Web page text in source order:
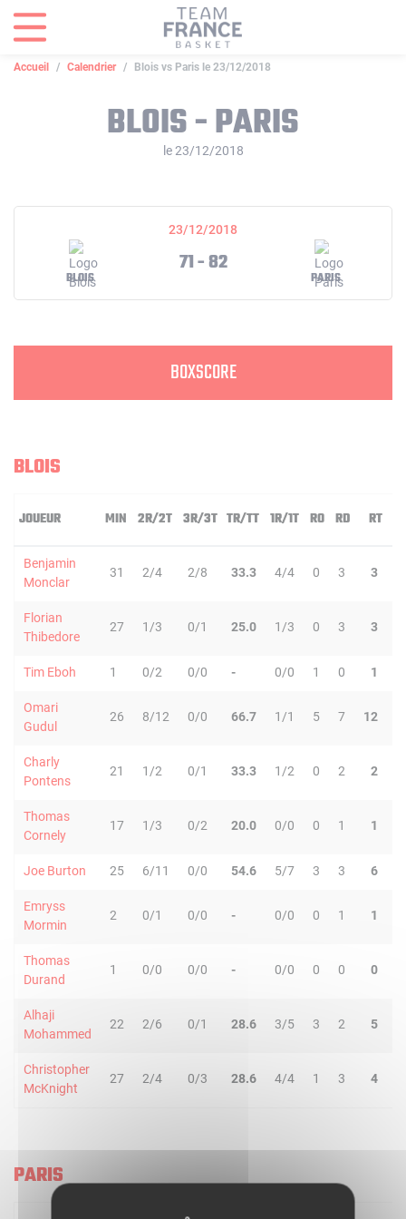
Accueil Calendrier Blois vs Paris le 23/12/2018
BLOIS - PARIS
le 23/12/2018
23/12/2018
BLOIS
71 - 82
PARIS
BOXSCORE
BLOIS
JOUEUR MIN 2R/2T 3R/3T TR/TT 1R/1T RO RD RT
Benjamin
Monclar
31 2/4 2/8 33.3 4/4 0 3 3
Florian
Thibedore
27 1/3 0/1 25.0 1/3 0 3 3
Tim Eboh 1 0/2 0/0 - 0/0 1 0 1
Omari
Gudul
26 8/12 0/0 66.7 1/1 5 7 12
Charly
Pontens
21 1/2 0/1 33.3 1/2 0 2 2
Thomas
Cornely
17 1/3 0/2 20.0 0/0 0 1 1
Joe Burton 25 6/11 0/0 54.6 5/7 3 3 6
Emryss
Mormin
2 0/1 0/0 - 0/0 0 1 1
Thomas
Durand
1 0/0 0/0 - 0/0 0 0 0
Alhaji
Mohammed
22 2/6 0/1 28.6 3/5 3 2 5
Christopher
McKnight
27 2/4 0/3 28.6 4/4 1 3 4
PARIS
Panneau de gestion des cookies